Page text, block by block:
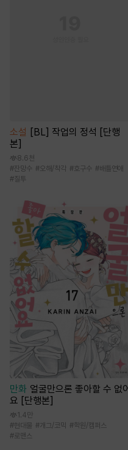
소설
[BL] 작업의 정석 [단행
본]
8.6천
#잔망수 #오해/착각 #호구수 #배틀연애
#질투
만화 얼굴만으론 좋아할 수 없
요 [단행본]
1.4만
#현대물 # 개그/코믹 #학원/캠퍼스
#로맨스